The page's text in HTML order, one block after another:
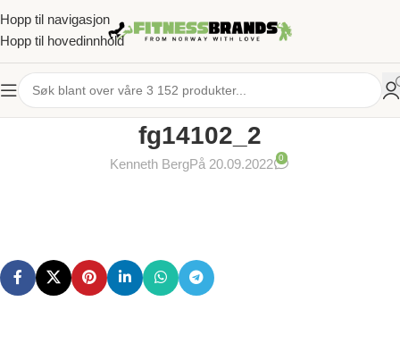
Hopp til navigasjon
Hopp til hovedinnhold
fg14102_2
Kenneth BergPå 20.09.2022 0